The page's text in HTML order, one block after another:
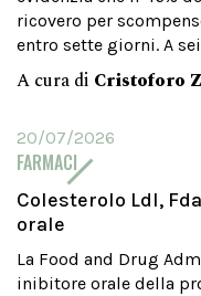
ricovero per
entro sette giorni. A
A cura di Cristoforo
20/07/2026
FARMACI
Colesterolo Ldl,
orale
La Food and Drug
inibitore orale della